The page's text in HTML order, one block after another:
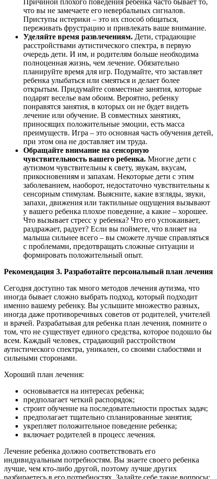
Причиной плохого поведения ребенка часто бывает то,
что вы не замечаете его невербальных сигналов.
Приступы истерики – это их способ общаться,
переживать фрустрацию и привлекать ваше внимание.
Уделяйте время развлечениям. Дети, страдающие
расстройствами аутистического спектра, в первую
очередь дети. И им, и родителям больше необходима
полноценная жизнь, чем лечение. Обязательно
планируйте время для игр. Подумайте, что заставляет
ребенка улыбаться или смеяться и делает более
открытым. Придумайте совместные занятия, которые
подарят веселье вам обоим. Вероятно, ребенку
понравятся занятия, в которых он не будет видеть
лечение или обучение. В совместных занятиях,
приносящих положительные эмоции, есть масса
преимуществ. Игра – это основная часть обучения детей,
при этом она не доставляет им труда.
Обращайте внимание на сенсорную
чувствительность вашего ребенка. Многие дети с
аутизмом чувствительны к свету, звукам, вкусам,
прикосновениям и запахам. Некоторые дети с этим
заболеванием, наоборот, недостаточно чувствительны к
сенсорным стимулам. Выясните, какие взгляды, звуки,
запахи, движения или тактильные ощущения вызывают
у вашего ребенка плохое поведение, а какие – хорошее.
Что вызывает стресс у ребенка? Что его успокаивает,
раздражает, радует? Если вы поймете, что влияет на
малыша сильнее всего – вы сможете лучше справляться
с проблемами, предотвращать сложные ситуации и
формировать положительный опыт.
Рекомендация 3. Разработайте персональный план лечения
Сегодня доступно так много методов лечения аутизма, что
иногда бывает сложно выбрать подход, который подходит
именно вашему ребенку. Вы услышите множество разных,
иногда даже противоречивых советов от родителей, учителей
и врачей. Разрабатывая для ребенка план лечения, помните о
том, что не существует единого средства, которое подошло бы
всем. Каждый человек, страдающий расстройством
аутистического спектра, уникален, со своими слабостями и
сильными сторонами.
Хороший план лечения:
основывается на интересах ребенка;
предполагает четкий распорядок;
строит обучение на последовательности простых задач;
предполагает тщательно спланированные занятия;
укрепляет положительное поведение ребенка;
включает родителей в процесс лечения.
Лечение ребенка должно соответствовать его
индивидуальным потребностям. Вы знаете своего ребенка
лучше, чем кто-либо другой, поэтому лучше других